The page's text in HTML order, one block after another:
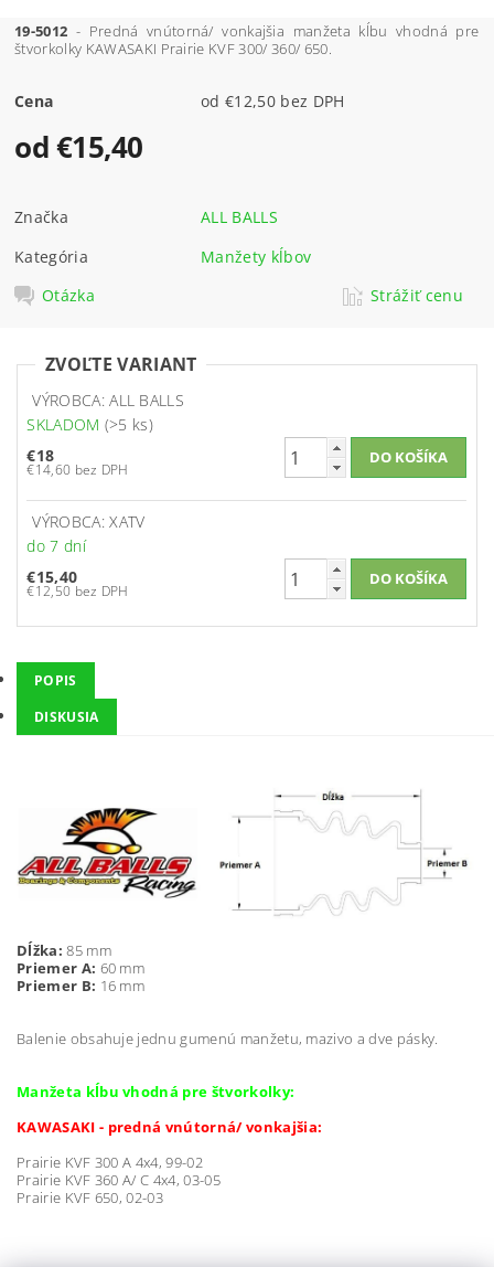
19-5012 - Predná vnútorná/ vonkajšia manžeta kĺbu vhodná pre
štvorkolky KAWASAKI Prairie KVF 300/ 360/ 650.
Cena od €12,50 bez DPH
od €15,40
Značka
ALL BALLS
Kategória
Manžety kĺbov
Otázka
Strážiť cenu
ZVOĽTE VARIANT
VÝROBCA: ALL BALLS
SKLADOM (>5 ks)
€18
€14,60 bez DPH
VÝROBCA: XATV
do 7 dní
€15,40
€12,50 bez DPH
POPIS
DISKUSIA
Dĺžka: 85 mm
Priemer A: 60 mm
Priemer B: 16 mm
Balenie obsahuje jednu gumenú manžetu, mazivo a dve pásky.
Manžeta kĺbu vhodná pre štvorkolky:
KAWASAKI - predná vnútorná/ vonkajšia:
Prairie KVF 300 A 4x4, 99-02
Prairie KVF 360 A/ C 4x4, 03-05
Prairie KVF 650, 02-03